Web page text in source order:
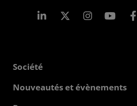
LinkedIn Instagram
Société
À propos d'AMD
Nouveautés et évènements